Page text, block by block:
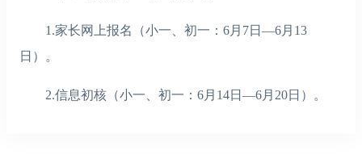
1.家长网上报名（小一、初一：6月7日—6月13
日）。
2.信息初核（小一、初一：6月14日—6月20日）。